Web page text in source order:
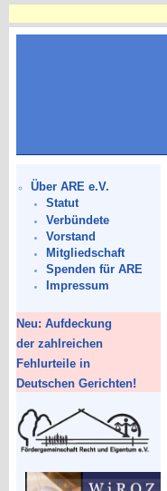
Über ARE e.V.
Statut
Verbündete
Vorstand
Mitgliedschaft
Spenden für ARE
Impressum
Neu: Aufdeckung
der zahlreichen
Fehlurteile in
Deutschen Gerichten!